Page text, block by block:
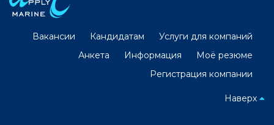
Вакансии Кандидатам
Услуги для компаний
Анкета
Информация
Моё резюме
Регистрация компании
Наверх